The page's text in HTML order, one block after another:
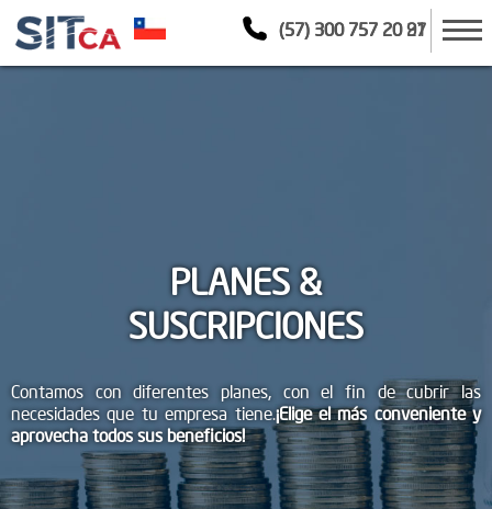
(57) 300 757 20 21
(57) 300 757 20 97
PLANES &
SUSCRIPCIONES
Contamos con diferentes planes, con el fin de cubrir las
necesidades que tu empresa tiene.¡Elige el más conveniente y
aprovecha todos sus beneficios!